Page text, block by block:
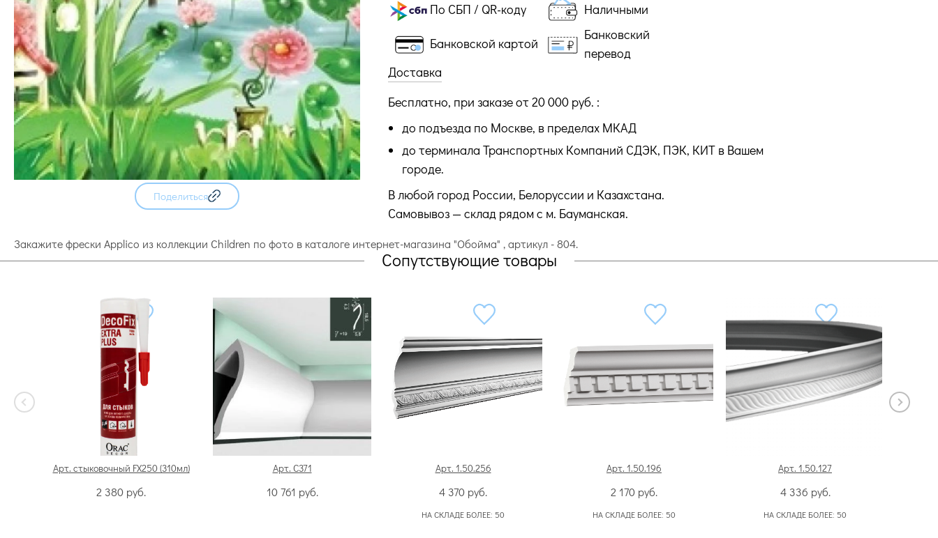
Поделиться
По СБП / QR-коду Наличными
Банковской картой
Банковский
перевод
Доставка
Бесплатно, при заказе от 20 000 руб. :
до подъезда по Москве, в пределах МКАД
до терминала Транспортных Компаний СДЭК, ПЭК, КИТ в Вашем
городе.
В любой город России, Белоруссии и Казахстана.
Самовывоз — склад рядом с м. Бауманская.
Закажите фрески Applico из коллекции Children по фото в каталоге интернет-магазина "Обойма" , артикул - 804.
Сопутствующие товары
Арт. стыковочный FX250 (310мл)
2 380 руб.
Арт. C371
10 761 руб.
Арт. 1.50.256
4 370 руб.
НА СКЛАДЕ БОЛЕЕ: 50
Арт. 1.50.196
2 170 руб.
НА СКЛАДЕ БОЛЕЕ: 50
Арт. 1.50.127
4 336 руб.
НА СКЛАДЕ БОЛЕЕ: 50